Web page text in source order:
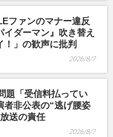
ファンのマナー違反
ダーマン』吹き替え
！」の歓声に批判
2026/8/7
題「受信料払ってい
非公表の“逃げ腰姿
送の責任
2026/8/7